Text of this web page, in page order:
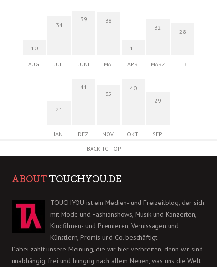
10
AUG.
34
JULI
39
JUNI
38
MAI
11
APR.
32
MÄRZ
28
FEB.
21
JAN.
41
DEZ.
35
NOV.
40
OKT.
29
SEP.
BACK TO TOP
ABOUT TOUCHYOU.DE
TOUCHYOU ist ein Medien- und Freizeitblog, der sich
mit Mode und Fashionshows, Musik und Konzerten,
Kinofilmen- und Premieren, Vernissagen und
Künstlern, Promis und Co. beschäftigt.
Dabei zählt unsere Meinung, die wir hier verbreiten, denn wir sind
unabhängig, frei und hungrig nach allem Neuen, was uns die Welt